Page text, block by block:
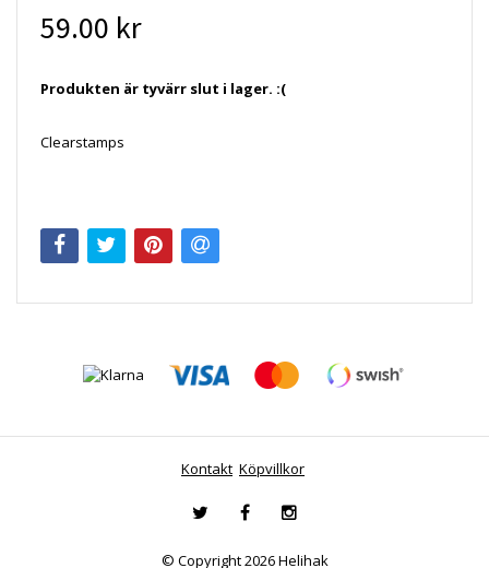
59.00 kr
Produkten är tyvärr slut i lager. :(
Clearstamps
Kontakt Köpvillkor
© Copyright 2026 Helihak